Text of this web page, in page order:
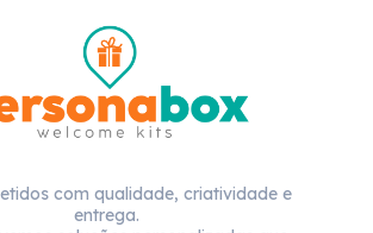
com qualidade, criatividade e
entrega.